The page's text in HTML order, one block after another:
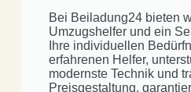
Bei Beiladung24 bieten
Umzugshelfer und ein
Ihre individuellen
erfahrenen Helfer,
modernste Technik und
Preisgestaltung,